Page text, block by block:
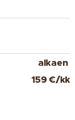
alkaen
159 €/kk